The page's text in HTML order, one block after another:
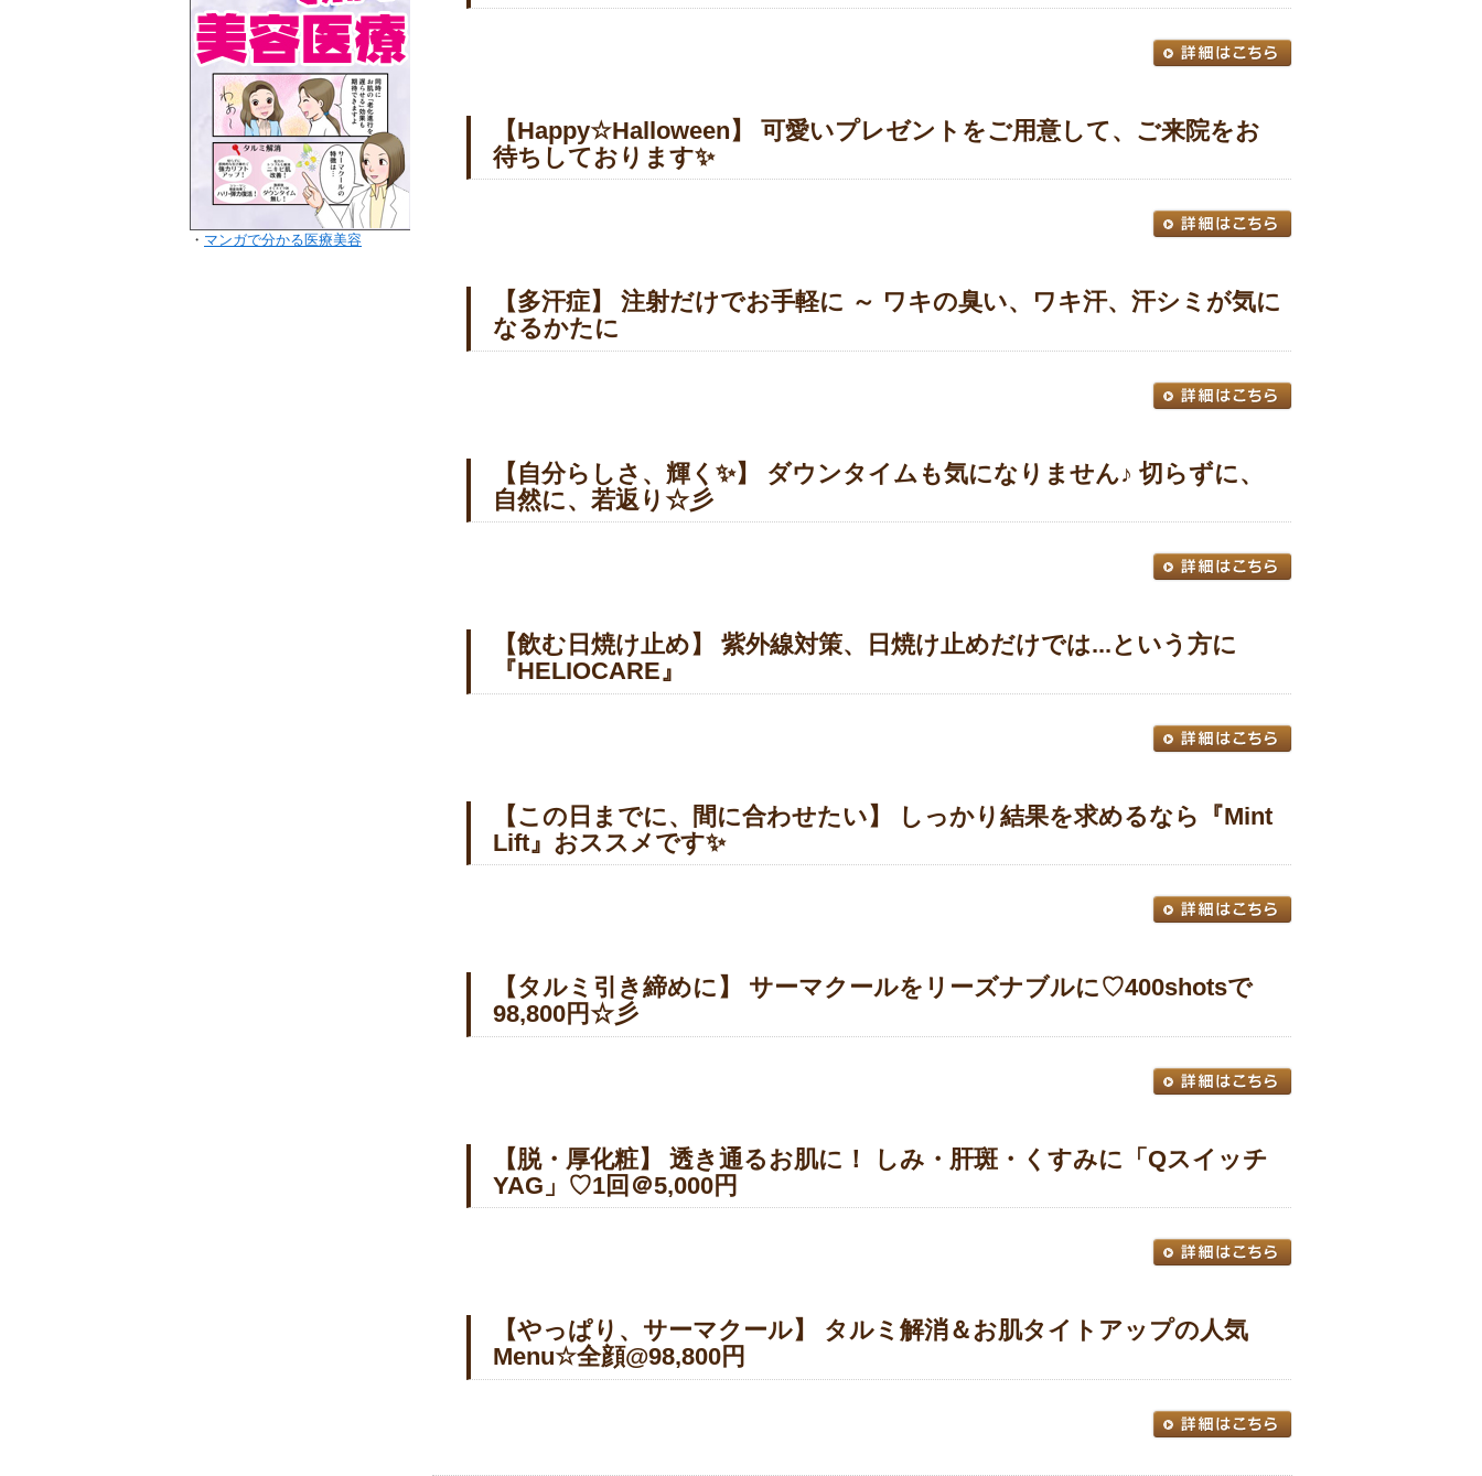
【Happy☆Halloween】 可愛いプレゼントをご用意して、ご来院をお
待ちしております✨
【多汗症】 注射だけでお手軽に ～ ワキの臭い、ワキ汗、汗シミが気に
なるかたに
【自分らしさ、輝く✨】 ダウンタイムも気になりません♪ 切らずに、
自然に、若返り☆彡
【飲む日焼け止め】 紫外線対策、日焼け止めだけでは...という方に
『HELIOCARE』
【この日までに、間に合わせたい】 しっかり結果を求めるなら『Mint
Lift』おススメです✨
【タルミ引き締めに】 サーマクールをリーズナブルに♡400shotsで
98,800円☆彡
【脱・厚化粧】 透き通るお肌に！ しみ・肝斑・くすみに「Qスイッチ
YAG」♡1回＠5,000円
【やっぱり、サーマクール】 タルミ解消＆お肌タイトアップの人気
Menu☆全顔@98,800円
・ マンガで分かる医療美容